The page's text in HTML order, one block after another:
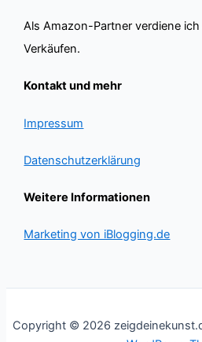
Als Amazon-Partner verdiene
Verkäufen.
Kontakt und mehr
Impressum
Datenschutzerklärung
Weitere Informationen
Marketing von iBlogging.de
Copyright © 2026